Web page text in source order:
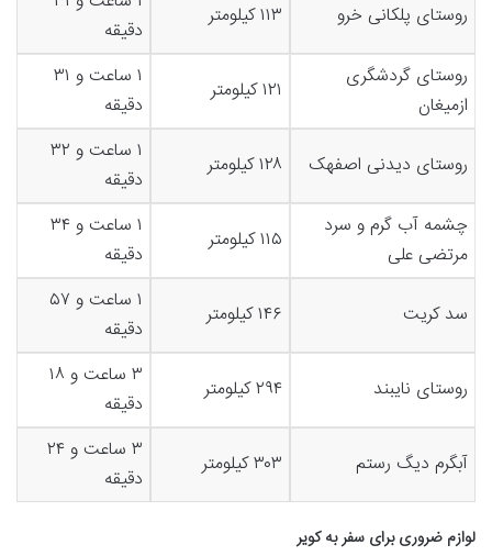
روستای پلکانی خرو
۱۱۳ کیلومتر
دقیقه
روستای گردشگری
ازمیغان
۱۲۱ کیلومتر
۱ ساعت و ۳۱
دقیقه
روستای دیدنی اصفهک
۱۲۸ کیلومتر
۱ ساعت و ۳۲
دقیقه
چشمه آب گرم و سرد
مرتضی علی
۱۱۵ کیلومتر
۱ ساعت و ۳۴
دقیقه
سد کریت
۱۴۶ کیلومتر
۱ ساعت و ۵۷
دقیقه
روستای نایبند
۲۹۴ کیلومتر
۳ ساعت و ۱۸
دقیقه
آبگرم دیگ رستم
۳۰۳ کیلومتر
۳ ساعت و ۲۴
دقیقه
لوازم ضروری برای سفر به کویر